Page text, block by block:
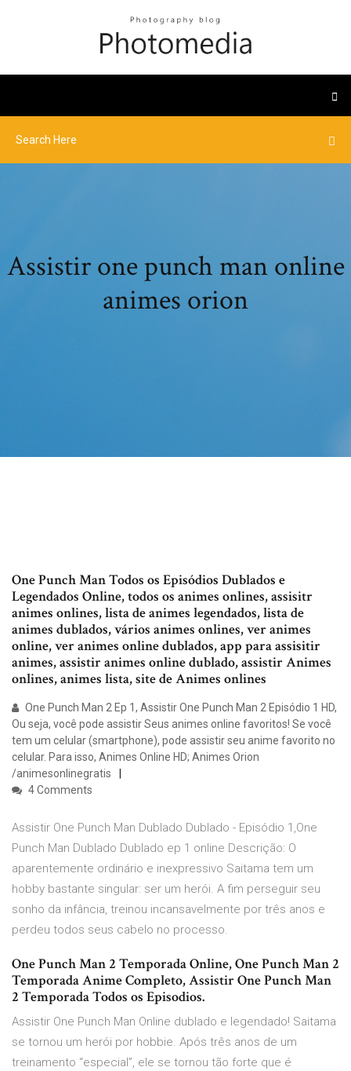
Assistir one punch man online
animes orion
One Punch Man Todos os Episódios Dublados e
Legendados Online, todos os animes onlines, assisitr
animes onlines, lista de animes legendados, lista de
animes dublados, vários animes onlines, ver animes
online, ver animes online dublados, app para assisitir
animes, assistir animes online dublado, assistir Animes
onlines, animes lista, site de Animes onlines
One Punch Man 2 Ep 1, Assistir One Punch Man 2 Episódio 1 HD,
Ou seja, você pode assistir Seus animes online favoritos! Se você
tem um celular (smartphone), pode assistir seu anime favorito no
celular. Para isso, Animes Online HD; Animes Orion
/animesonlinegratis
4 Comments
Assistir One Punch Man Dublado Dublado - Episódio 1,One
Punch Man Dublado Dublado ep 1 online Descrição: O
aparentemente ordinário e inexpressivo Saitama tem um
hobby bastante singular: ser um herói. A fim perseguir seu
sonho da infância, treinou incansavelmente por três anos e
perdeu todos seus cabelo no processo.
One Punch Man 2 Temporada Online, One Punch Man 2
Temporada Anime Completo, Assistir One Punch Man
2 Temporada Todos os Episodios.
Assistir One Punch Man Online dublado e legendado! Saitama
se tornou um herói por hobbie. Após três anos de um
treinamento “especial”, ele se tornou tão forte que é